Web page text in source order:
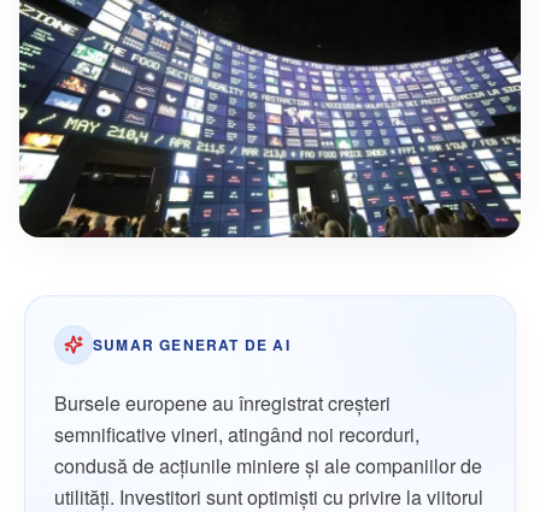
SUMAR GENERAT DE AI
Bursele europene au înregistrat creșteri
semnificative vineri, atingând noi recorduri,
condusă de acțiunile miniere și ale companiilor de
utilități. Investitori sunt optimiști cu privire la viitorul